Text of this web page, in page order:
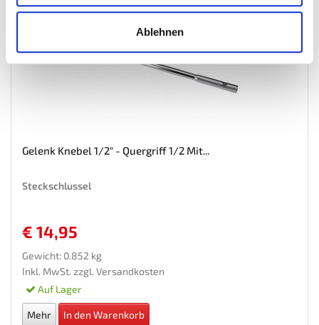
Ablehnen
Gelenk Knebel 1/2" - Quergriff 1/2 Mit...
Steckschlussel
€ 14,95
Gewicht: 0.852 kg
Inkl. MwSt. zzgl. Versandkosten
Auf Lager
Mehr In den Warenkorb